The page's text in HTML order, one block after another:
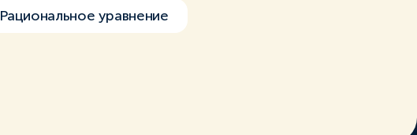
Рациональное уравнение